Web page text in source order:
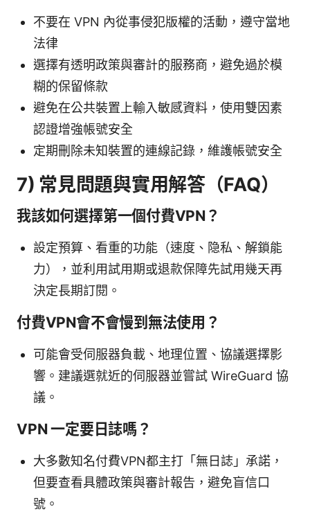
不要在 VPN 內從事侵犯版權的活動，遵守當地
法律
選擇有透明政策與審計的服務商，避免過於模
糊的保留條款
避免在公共裝置上輸入敏感資料，使用雙因素
認證增強帳號安全
定期刪除未知裝置的連線記錄，維護帳號安全
7) 常見問題與實用解答（FAQ）
我該如何選擇第一個付費VPN？
設定預算、看重的功能（速度、隐私、解鎖能
力），並利用試用期或退款保障先試用幾天再
決定長期訂閱。
付費VPN會不會慢到無法使用？
可能會受伺服器負載、地理位置、協議選擇影
響。建議選就近的伺服器並嘗試 WireGuard 協
議。
VPN 一定要日誌嗎？
大多數知名付費VPN都主打「無日誌」承諾，
但要查看具體政策與審計報告，避免盲信口
號。